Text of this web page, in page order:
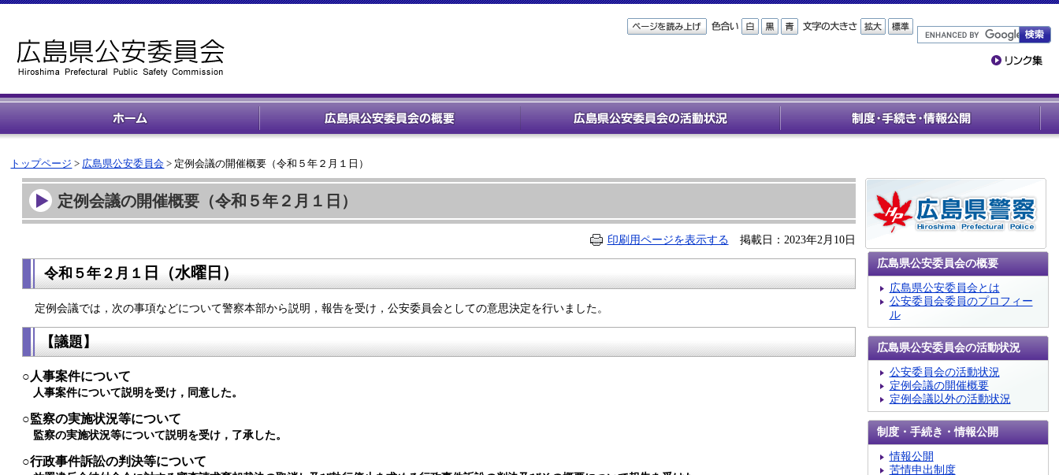
トップページ > 広島県公安委員会 > 定例会議の開催概要（令和５年２月１日）
定例会議の開催概要（令和５年２月１日）
印刷用ページを表示する 掲載日：2023年2月10日
令和５年２ 月１ 日（水曜日）
定例会議では，次の事項などについて警察本部から説明，報告を受け，公安委員会としての意思決定を行いました。
【議題】
○​人事案件について
人事案件について説明を受け，同意した。
○監察の実施状況等について
監察の実施状況等について説明を受け，了承した。
○行政事件訴訟の判決等について
広島県公安委員会の概要
広島県公安委員会とは
公安委員会委員のプロフィー
ル
広島県公安委員会の活動状況
公安委員会の活動状況
定例会議の開催概要
定例会議以外の活動状況
制度・手続き・情報公開
情報公開
苦情申出制度